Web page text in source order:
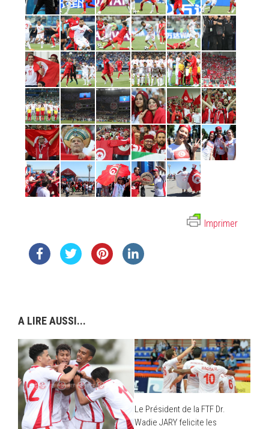
Imprimer
A LIRE AUSSI...
Le Président de la FTF Dr.
Wadie JARY felicite les